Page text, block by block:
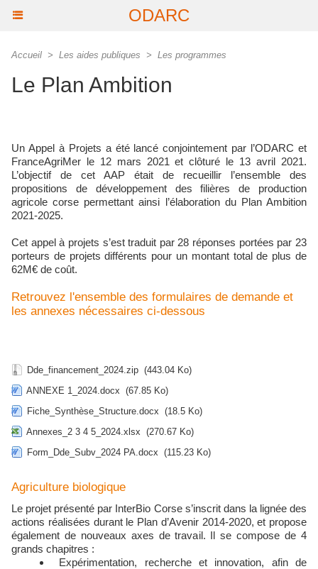
ODARC
Accueil > Les aides publiques > Les programmes
Le Plan Ambition
Un Appel à Projets a été lancé conjointement par l’ODARC et
FranceAgriMer le 12 mars 2021 et clôturé le 13 avril 2021.
L’objectif de cet AAP était de recueillir l’ensemble des
propositions de développement des filières de production
agricole corse permettant ainsi l’élaboration du Plan Ambition
2021-2025.
Cet appel à projets s’est traduit par 28 réponses portées par 23
porteurs de projets différents pour un montant total de plus de
62M€ de coût.
Retrouvez l'ensemble des formulaires de demande et
les annexes nécessaires ci-dessous
Dde_financement_2024.zip (443.04 Ko)
ANNEXE 1_2024.docx (67.85 Ko)
Fiche_Synthèse_Structure.docx (18.5 Ko)
Annexes_2 3 4 5_2024.xlsx (270.67 Ko)
Form_Dde_Subv_2024 PA.docx (115.23 Ko)
Agriculture biologique
Le projet présenté par InterBio Corse s’inscrit dans la lignée des
actions réalisées durant le Plan d’Avenir 2014-2020, et propose
également de nouveaux axes de travail. Il se compose de 4
grands chapitres :
Expérimentation, recherche et innovation, afin de